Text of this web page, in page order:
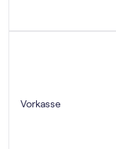
Vorkasse